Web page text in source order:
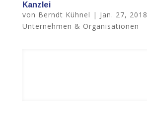
Kanzlei
von Berndt Kühnel | Jan. 27, 2018
Unternehmen & Organisationen